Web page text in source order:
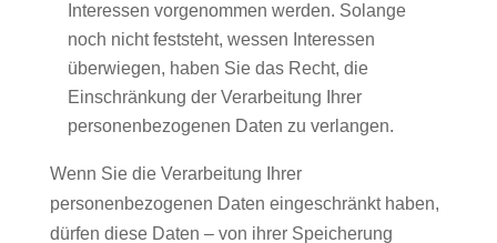
Interessen vorgenommen werden. Solange
noch nicht feststeht, wessen Interessen
überwiegen, haben Sie das Recht, die
Einschränkung der Verarbeitung Ihrer
personenbezogenen Daten zu verlangen.
Wenn Sie die Verarbeitung Ihrer
personenbezogenen Daten eingeschränkt haben,
dürfen diese Daten – von ihrer Speicherung